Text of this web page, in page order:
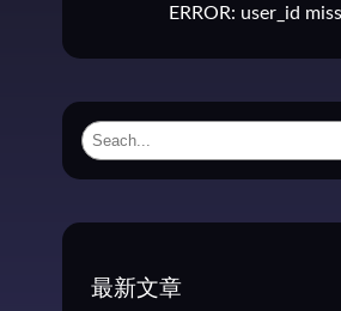
ERROR: user_id
S
最新文章